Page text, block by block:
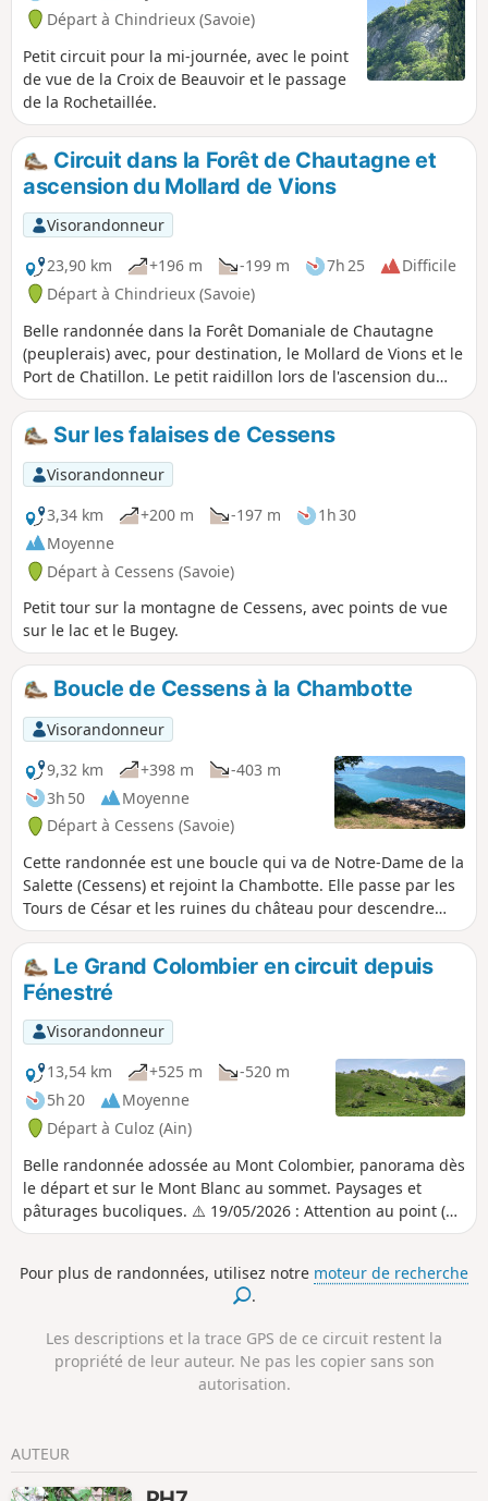
Départ à Chindrieux (Savoie)
Petit circuit pour la mi-journée, avec le point
de vue de la Croix de Beauvoir et le passage
de la Rochetaillée.
Circuit dans la Forêt de Chautagne et
ascension du Mollard de Vions
Visorandonneur
23,90 km
+196 m -199 m 7h 25
Difficile
Départ à Chindrieux (Savoie)
Belle randonnée dans la Forêt Domaniale de Chautagne
(peuplerais) avec, pour destination, le Mollard de Vions et le
Port de Chatillon. Le petit raidillon lors de l'ascension du
Mollard de Vions offre un panorama depuis le site du
Canon de Vions sur le Rhône, le Grand Colombier et la
plaine des Marais de Lavours. Pendant la descente sur
Vions, point de vue sur le Lac du Bourget et la Croix du
Nivolet. Depuis Vions il est possible de continuer, en aller-
retour, jusqu'à Chanaz et l'écluse sur le Canal de Savières,
mais toute la partie le long du Rhône a très peu de zones
ombragées.
Sur les falaises de Cessens
Visorandonneur
3,34 km
+200 m -197 m
1h 30
Moyenne
Départ à Cessens (Savoie)
Petit tour sur la montagne de Cessens, avec points de vue
sur le lac et le Bugey.
Boucle de Cessens à la Chambotte
Visorandonneur
9,32 km
+398 m
-403 m
3h 50
Moyenne
Départ à Cessens (Savoie)
Cette randonnée est une boucle qui va de Notre-Dame de la
Salette (Cessens) et rejoint la Chambotte. Elle passe par les
Tours de César et les ruines du château pour descendre
ensuite vers le hameau de la Chambotte en suivant la crête.
Le Grand Colombier en circuit depuis
Fénestré
Visorandonneur
13,54 km
+525 m
-520 m
5h 20
Moyenne
Départ à Culoz (Ain)
Belle randonnée adossée au Mont Colombier, panorama dès
le départ et sur le Mont Blanc au sommet. Paysages et
pâturages bucoliques. ⚠️ 19/05/2026 : Attention au point (4)
! Randonnée dangereuse. A éviter avec les enfants et
Pour plus de randonnées, utilisez notre moteur de recherche
.
Les descriptions et la trace GPS de ce circuit restent la
propriété de leur auteur. Ne pas les copier sans son
autorisation.
AUTEUR